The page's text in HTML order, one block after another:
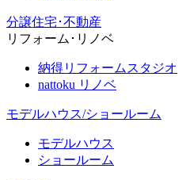
分譲住宅･不動産
リフォーム･リノベ
納得リフォームスタジオ
nattoku リノベ
モデルハウス/ショールーム
モデルハウス
ショールーム